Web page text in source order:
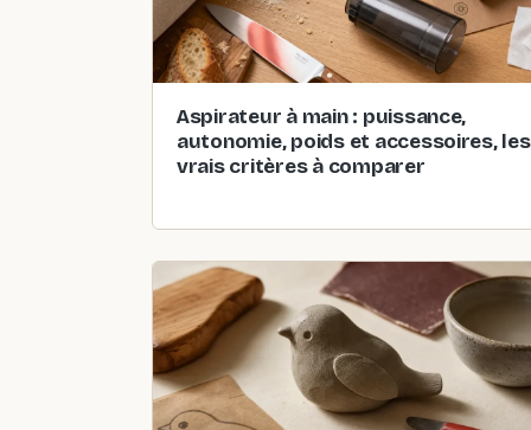
Aspirateur à main : puissance,
autonomie, poids et accessoires, les
vrais critères à comparer